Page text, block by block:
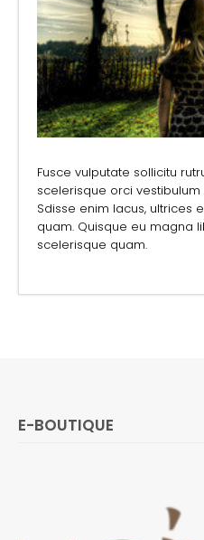
Fusce vulputate sollicitu
scelerisque orci
Sdisse enim lacus, ultrices
quam. Quisque eu magna
scelerisque quam.
E-BOUTIQUE